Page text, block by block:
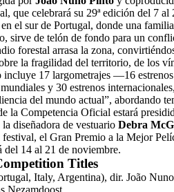
que celebrará su 29ª edición del 7
el sur de Portugal, donde una
sirve de telón de fondo para un
forestal arrasa la zona,
la fragilidad del territorio, de los
incluye 17 largometrajes —16
y 30 estrenos
del mundo actual”, abordando
la Competencia Oficial estará
diseñadora de vestuario Debra
el Gran Premio a la Mejor
del 14 al 21 de noviembre.
Titles
Italy, Argentina), dir. João
Nezamdoost